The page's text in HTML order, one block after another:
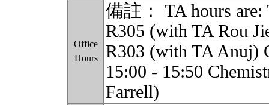
Office
Hours
備註： TA hours are:
R305 (with TA Rou
R303 (with TA Anuj)
15:00 - 15:50
Farrell)